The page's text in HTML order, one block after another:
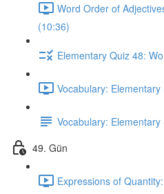
Word Order of
(10:36)
Elementary Quiz 48:
Vocabulary:
Vocabulary:
49. Gün
Expressions of